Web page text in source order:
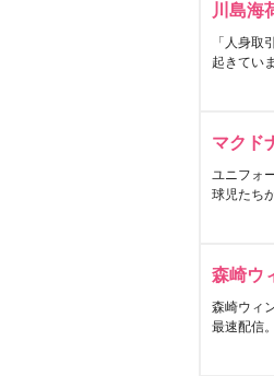
川島海
「人身
起きてい
マクド
ユニフォ
球児たち
森崎ウ
森崎ウィ
最速配信